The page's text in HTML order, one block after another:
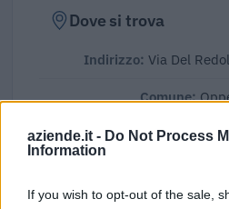
aziende.it - Do Not Process
Information
If you wish to opt-out of the sale,
Dove si trova
Indirizzo: Via Del
Comune:
Provincia: